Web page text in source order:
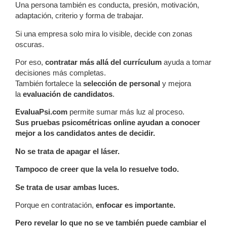
Una persona también es conducta, presión, motivación,
adaptación, criterio y forma de trabajar.
Si una empresa solo mira lo visible, decide con zonas
oscuras.
Por eso, contratar más allá del currículum ayuda a tomar
decisiones más completas.
También fortalece la selección de personal y mejora
la evaluación de candidatos.
EvaluaPsi.com permite sumar más luz al proceso.
Sus pruebas psicométricas online ayudan a conocer
mejor a los candidatos antes de decidir.
No se trata de apagar el láser.
Tampoco de creer que la vela lo resuelve todo.
Se trata de usar ambas luces.
Porque en contratación, enfocar es importante.
Pero revelar lo que no se ve también puede cambiar el